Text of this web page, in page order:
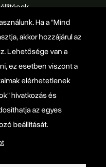
szabályzat
Ha a "Mind
akkor hozzájárul az
Lehetősége van a
ez esetben viszont a
elérhetetlenek
hivatkozás és
az egyes
beállítását.